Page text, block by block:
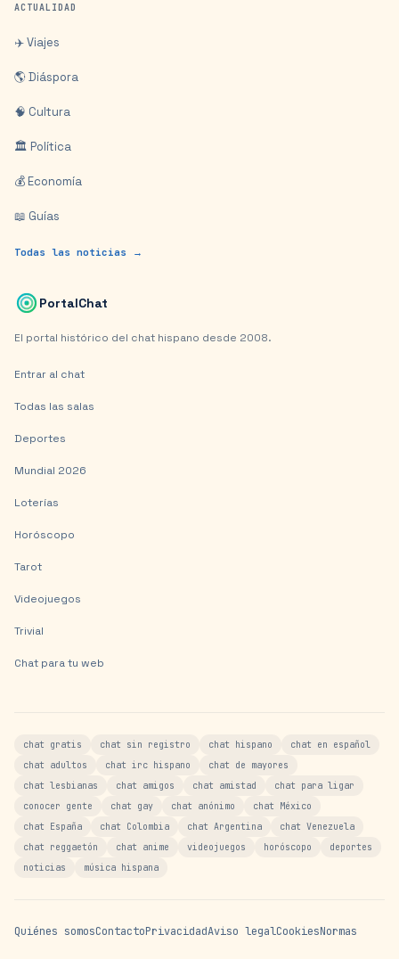
ACTUALIDAD
✈️ Viajes
🌎 Diáspora
🧠 Cultura
🏛️ Política
💰 Economía
📖 Guías
Todas las noticias →
PortalChat
El portal histórico del chat hispano desde 2008.
Entrar al chat
Todas las salas
Deportes
Mundial 2026
Loterías
Horóscopo
Tarot
Videojuegos
Trivial
Chat para tu web
chat gratis chat sin registro chat hispano
chat en español
chat adultos
chat irc hispano
chat de mayores
chat lesbianas
chat amigos chat amistad
chat para ligar
conocer gente
chat gay chat anónimo
chat México
chat España
chat Colombia chat Argentina
chat Venezuela
chat reggaetón
chat anime videojuegos horóscopo
deportes
noticias
música hispana
Quiénes somosContactoPrivacidadAviso legalCookiesNormas